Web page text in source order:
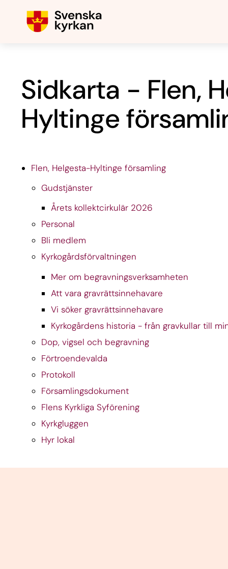
Sidkarta - Flen,
Hyltinge
Flen, Helgesta-Hyltinge församling
Gudstjänster
Årets kollektcirkulär 2026
Personal
Bli medlem
Kyrkogårdsförvaltningen
Mer om begravningsverksamheten
Att vara gravrättsinnehavare
Vi söker gravrättsinnehavare
Kyrkogårdens historia - från gravkullar till
Dop, vigsel och begravning
Förtroendevalda
Protokoll
Församlingsdokument
Flens Kyrkliga Syförening
Kyrkgluggen
Hyr lokal